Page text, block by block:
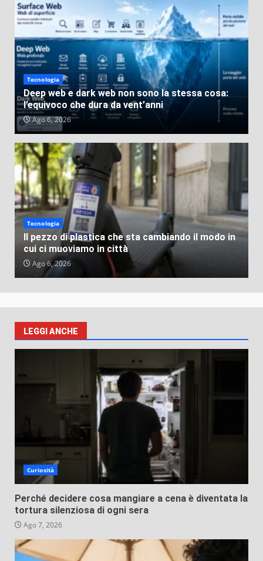
Tecnologia
Deep web e dark web non sono la stessa cosa:
l’equivoco che dura da vent’anni
Ago 6, 2026
Tecnologia
Il pezzo di plastica che sta cambiando il modo in
cui ci muoviamo in città
Ago 6, 2026
LEGGI ANCHE
Curiosità
Perché decidere cosa mangiare a cena è diventata la
tortura silenziosa di ogni sera
Ago 7, 2026